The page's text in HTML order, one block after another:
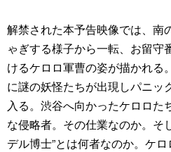
解禁された本予告映像では、南
ゃぎする様子から一転、お留守
けるケロロ軍曹の姿が描かれる
に謎の妖怪たちが出現しパニッ
入る。渋谷へ向かったケロロた
な侵略者。その仕業なのか。そ
デル博士”とは何者なのか。ケ